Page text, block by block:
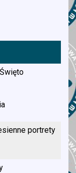
portrety